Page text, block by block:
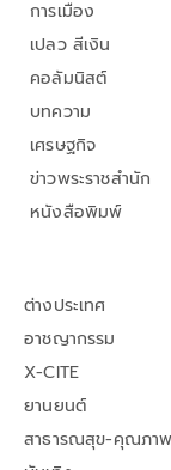
การเมือง
เปลว สีเงิน
คอลัมนิสต์
บทความ
เศรษฐกิจ
ข่าวพระราชสำนัก
หนังสือพิมพ์
ต่างประเทศ
อาชญากรรม
X-CITE
ยานยนต์
สาธารณสุข-คุณภา